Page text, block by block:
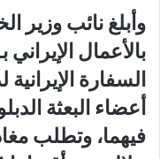
وأبلغ نائب وزير
بالأعمال
السفارة الإيرانية
أعضاء البعثة
فيهما، وتطلب